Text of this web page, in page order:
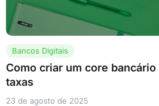
Bancos Digitais
Como criar um core
taxas
23 de agosto de 2025